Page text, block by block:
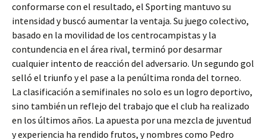
conformarse con el resultado, el Sporting mantuvo su
intensidad y buscó aumentar la ventaja. Su juego colectivo,
basado en la movilidad de los centrocampistas y la
contundencia en el área rival, terminó por desarmar
cualquier intento de reacción del adversario. Un segundo gol
selló el triunfo y el pase a la penúltima ronda del torneo.
La clasificación a semifinales no solo es un logro deportivo,
sino también un reflejo del trabajo que el club ha realizado
en los últimos años. La apuesta por una mezcla de juventud
y experiencia ha rendido frutos, y nombres como Pedro